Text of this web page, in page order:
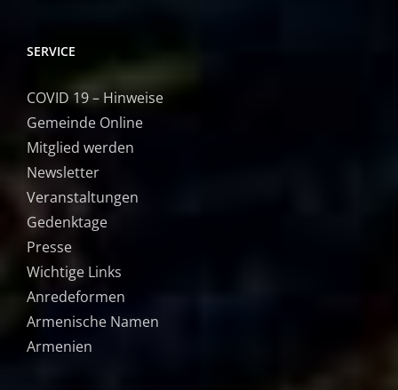
SERVICE
COVID 19 – Hinweise
Gemeinde Online
Mitglied werden
Newsletter
Veranstaltungen
Gedenktage
Presse
Wichtige Links
Anredeformen
Armenische Namen
Armenien